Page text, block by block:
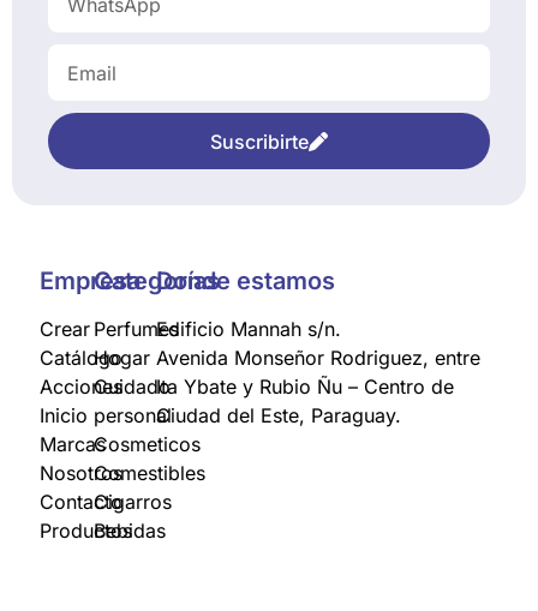
Suscribirte
Empresa
Crear
Catálogo
Acciones
Inicio
Marcas
Nosotros
Contacto
Productos
Categorías
Perfumes
Hogar
Cuidado
personal
Cosmeticos
Comestibles
Cigarros
Bebidas
Donde estamos
Edificio Mannah s/n.
Avenida Monseñor Rodriguez, entre
Ita Ybate y Rubio Ñu – Centro de
Ciudad del Este, Paraguay.